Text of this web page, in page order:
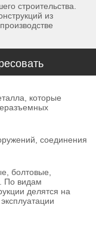
строительства.
из
которые
соединения
болтовые,
По видам
делятся на